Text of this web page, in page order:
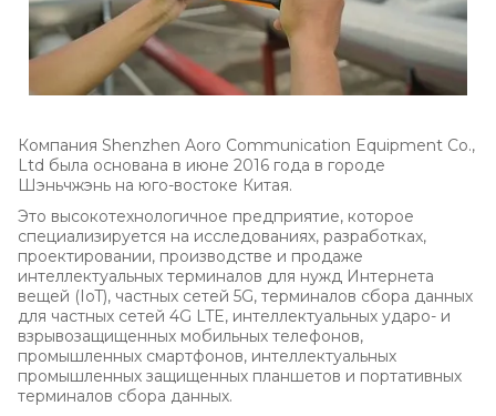
Компания Shenzhen Aoro Communication Equipment Co.,
Ltd была основана в июне 2016 года в городе
Шэньчжэнь на юго-востоке Китая.
Это высокотехнологичное предприятие, которое
специализируется на исследованиях, разработках,
проектировании, производстве и продаже
интеллектуальных терминалов для нужд Интернета
вещей (IoT), частных сетей 5G, терминалов сбора данных
для частных сетей 4G LTE, интеллектуальных ударо- и
взрывозащищенных мобильных телефонов,
промышленных смартфонов, интеллектуальных
промышленных защищенных планшетов и портативных
терминалов сбора данных.